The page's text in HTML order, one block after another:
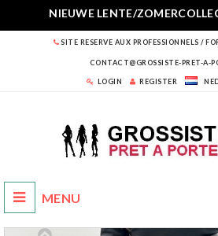
NIEUWE LENTE/
SITE RESERVE AUX PROFESSIONNELS /
CONTACT@GROSSISTE-PRET-A-
LOGIN REGISTER